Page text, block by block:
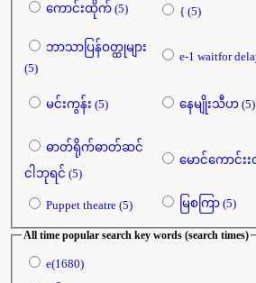
ကောင်းထိုက် (5) { (5)
ဘာသာပြန်ဝတ္ထုများ
(5)
မင်းကွန်း (5) နေမျိုးသီဟ (5)
ဓာတ်ရိုက်ဓာတ်ဆင်
ငါဘုရင် (5)
Puppet theatre (5) မြစကြာ (5)
All time popular search key words (search times)
e(1680)